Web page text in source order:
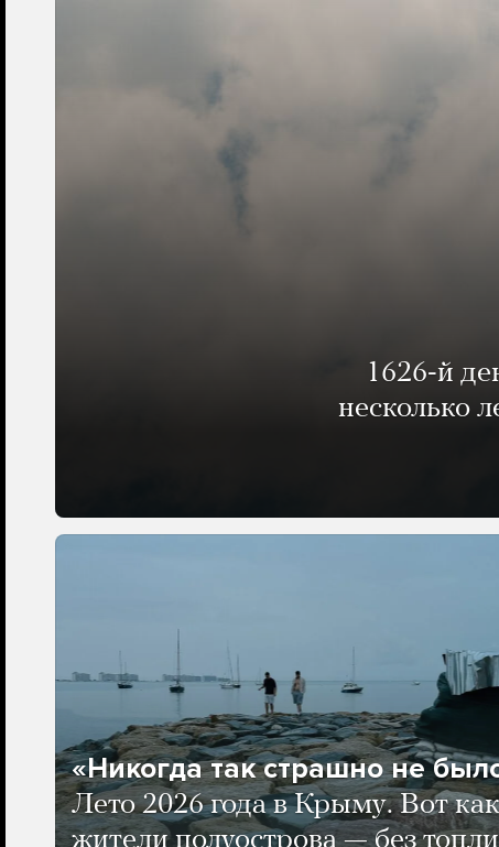
1626-й
несколько
«Никогда так страшно не
Лето 2026 года в Крыму. Вот
жители полуострова — без